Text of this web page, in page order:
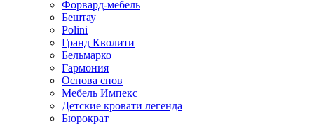
Форвард-мебель
Бештау
Polini
Гранд Кволити
Бельмарко
Гармония
Основа снов
Мебель Импекс
Детские кровати легенда
Бюрократ